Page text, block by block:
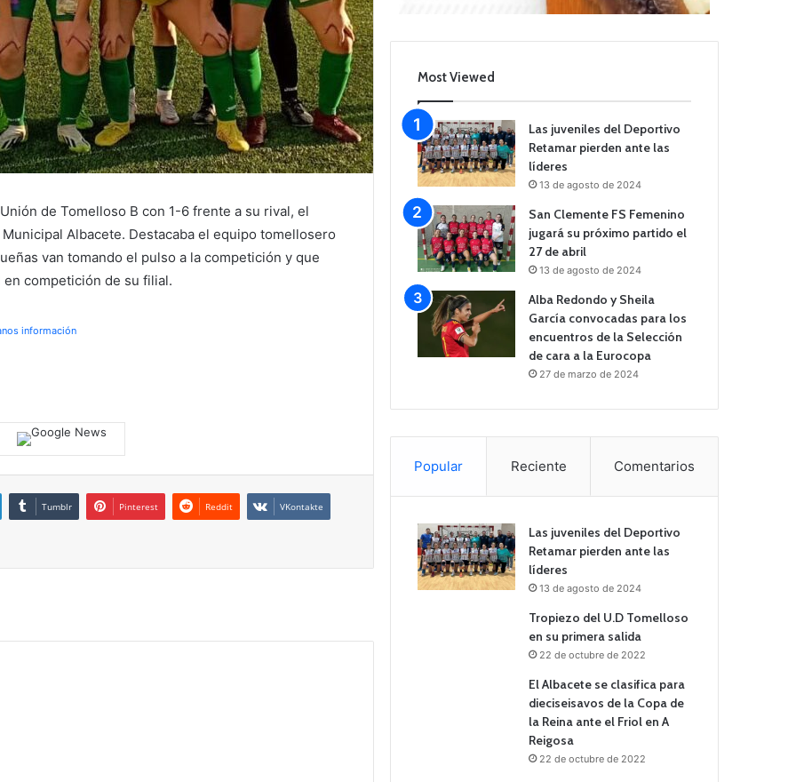
de Tomelloso B con 1-6 frente a su rival, el
Albacete. Destacaba el equipo tomellosero
van tomando el pulso a la competición y que
competición de su filial.
información
Tumblr Pinterest Reddit VKontakte
Most Viewed
Las juveniles del Deportivo
Retamar pierden ante las
líderes
13 de agosto de 2024
San Clemente FS Femenino
jugará su próximo partido el
27 de abril
13 de agosto de 2024
Alba Redondo y Sheila
García convocadas para los
encuentros de la Selección
de cara a la Eurocopa
27 de marzo de 2024
Popular Reciente Comentarios
Las juveniles del Deportivo
Retamar pierden ante las
líderes
13 de agosto de 2024
Tropiezo del U.D Tomelloso
en su primera salida
22 de octubre de 2022
El Albacete se clasifica para
dieciseisavos de la Copa de
la Reina ante el Friol en A
Reigosa
22 de octubre de 2022